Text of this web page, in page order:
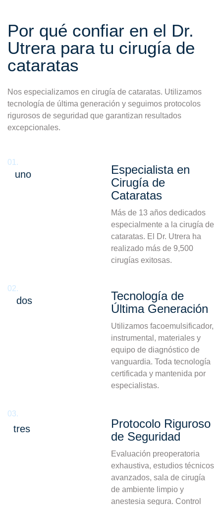
Por qué confiar en el Dr.
Utrera para tu cirugía de
cataratas
Nos especializamos en cirugía de cataratas. Utilizamos
tecnología de última generación y seguimos protocolos
rigurosos de seguridad que garantizan resultados
excepcionales.
01.
uno
Especialista en
Cirugía de
Cataratas
Más de 13 años dedicados
especialmente a la cirugía de
cataratas. El Dr. Utrera ha
realizado más de 9,500
cirugías exitosas.
02.
dos
Tecnología de
Última Generación
Utilizamos facoemulsificador,
instrumental, materiales y
equipo de diagnóstico de
vanguardia. Toda tecnología
certificada y mantenida por
especialistas.
03.
tres
Protocolo Riguroso
de Seguridad
Evaluación preoperatoria
exhaustiva, estudios técnicos
avanzados, sala de cirugía
de ambiente limpio y
anestesia segura. Control